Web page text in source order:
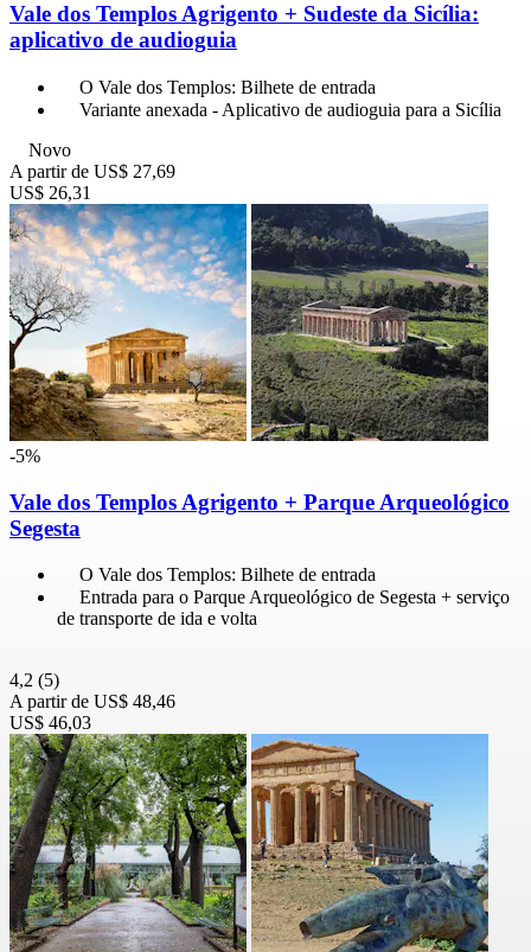
Vale dos Templos Agrigento + Sudeste da Sicília:
aplicativo de audioguia
O Vale dos Templos: Bilhete de entrada
Variante anexada - Aplicativo de audioguia para a Sicília
Novo
A partir de US$ 27,69
US$ 26,31
-5%
Vale dos Templos Agrigento + Parque Arqueológico
Segesta
O Vale dos Templos: Bilhete de entrada
Entrada para o Parque Arqueológico de Segesta + serviço
de transporte de ida e volta
4,2 (5)
A partir de US$ 48,46
US$ 46,03